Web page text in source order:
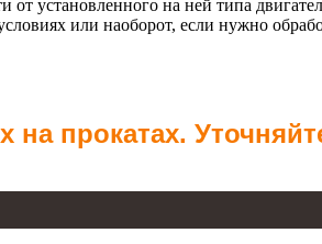
установленного на ней типа
или наоборот, если нужно
на прокатах.